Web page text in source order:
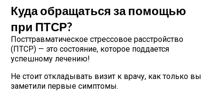
Куда обращаться за помощью
при ПТСР?
Посттравматическое стрессовое расстройство
(ПТСР) — это состояние, которое поддается
успешному лечению!
Не стоит откладывать визит к врачу, как только вы
заметили первые симптомы.